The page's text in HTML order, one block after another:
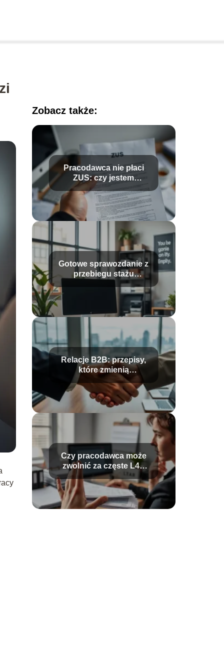
Zobacz także:
Pracodawca nie płaci
ZUS: czy jestem
ubezpieczony?
Gotowe sprawozdanie z
przebiegu stażu
pracownik biurowy –
wzór i porady
Relacje B2B: przepisy,
które zmienią
współpracę w 2026 roku
Czy pracodawca może
zwolnić za częste L4?
Analiza przepisów
prawa